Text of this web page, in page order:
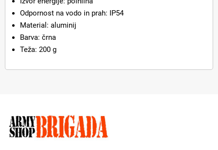
Odpornost na vodo in prah: IP54
Material: aluminij
Barva: črna
Teža: 200 g